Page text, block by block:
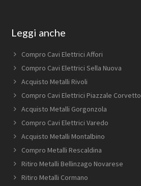
Leggi anche
Compro Cavi Elettrici Affori
Compro Cavi Elettrici Sella Nuova
Acquisto Metalli Rivoli
Compro Cavi Elettrici ​Piazzale ​Corvetto
Acquisto Metalli Gorgonzola
Compro Cavi Elettrici Varedo
Acquisto Metalli Montalbino
Compro Metalli Rescaldina
Ritiro Metalli Bellinzago Novarese
Ritiro Metalli Cormano